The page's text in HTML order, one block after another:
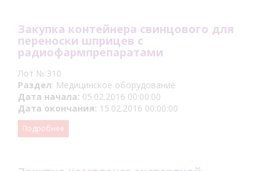
Закупка контейнера свинцового для
переноски шприцев с
радиофармпрепаратами
Лот №:310
Раздел: Медицинское оборудование
Дата начала: 05.02.2016 00:00:00
Дата окончания: 15.02.2016 00:00:00
Подробнее